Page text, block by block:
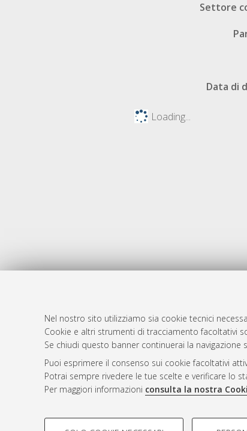
Nel nostro sito utilizziamo sia cookie tecnici
Cookie e altri strumenti di tracciamento facoltativi
Se chiudi questo banner continuerai la navigazione
Puoi esprimere il consenso sui cookie facoltativi
Potrai sempre rivedere le tue scelte e verificare lo
Per maggiori informazioni consulta la nostra
COOKIE DI PROFILAZIONE -
Settore
Data di
Loading...
Atom
Rss 1.0
Rss 2.0
AMS